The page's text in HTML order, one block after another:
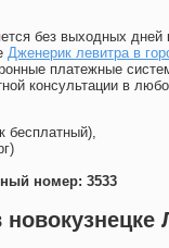
без выходных
Дженерик левитра в
платежные
консультации в
бесплатный),
номер: 3533